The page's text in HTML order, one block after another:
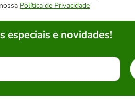
Política de Privacidade
especiais e novidades!